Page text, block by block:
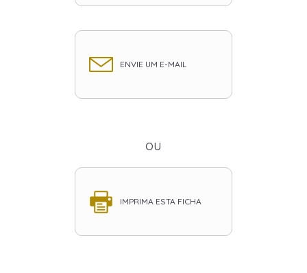
ENVIE UM E-MAIL
ou
IMPRIMA ESTA FICHA